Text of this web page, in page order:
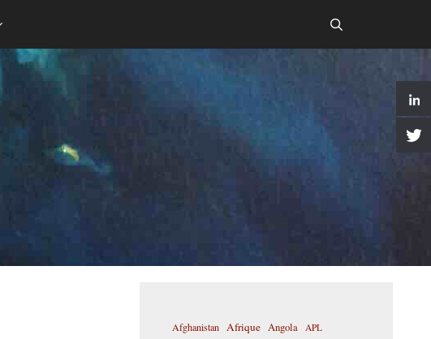
Afghanistan Afrique Angola APL